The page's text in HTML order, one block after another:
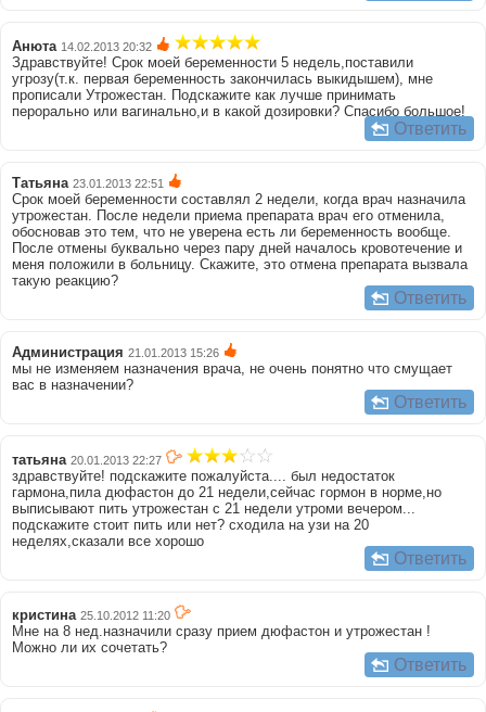
Анюта 14.02.2013 20:32
Здравствуйте! Срок моей беременности 5 недель,поставили
угрозу(т.к. первая беременность закончилась выкидышем), мне
прописали Утрожестан. Подскажите как лучше принимать
перорально или вагинально,и в какой дозировки? Спасибо большое!
Ответить
Татьяна 23.01.2013 22:51
Срок моей беременности составлял 2 недели, когда врач назначила
утрожестан. После недели приема препарата врач его отменила,
обосновав это тем, что не уверена есть ли беременность вообще.
После отмены буквально через пару дней началось кровотечение и
меня положили в больницу. Скажите, это отмена препарата вызвала
такую реакцию?
Ответить
Администрация 21.01.2013 15:26
мы не изменяем назначения врача, не очень понятно что смущает
вас в назначении?
Ответить
татьяна 20.01.2013 22:27
здравствуйте! подскажите пожалуйста.... был недостаток
гармона,пила дюфастон до 21 недели,сейчас гормон в норме,но
выписывают пить утрожестан с 21 недели утроми вечером...
подскажите стоит пить или нет? сходила на узи на 20
неделях,сказали все хорошо
Ответить
кристина 25.10.2012 11:20
Мне на 8 нед.назначили сразу прием дюфастон и утрожестан !
Можно ли их сочетать?
Ответить